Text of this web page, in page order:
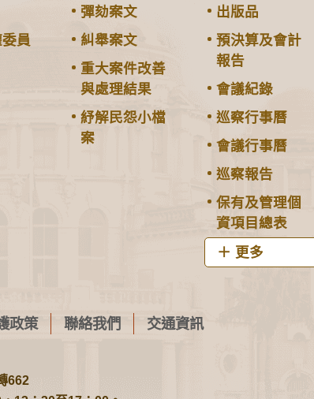
員
彈劾案文
糾舉案文
重大案件改善
與處理結果
紓解民怨小檔
案
出版品
預決算及會計
報告
會議紀錄
巡察行事曆
會議行事曆
巡察報告
保有及管理個
資項目總表
更多
政策 聯絡我們 交通資訊
662